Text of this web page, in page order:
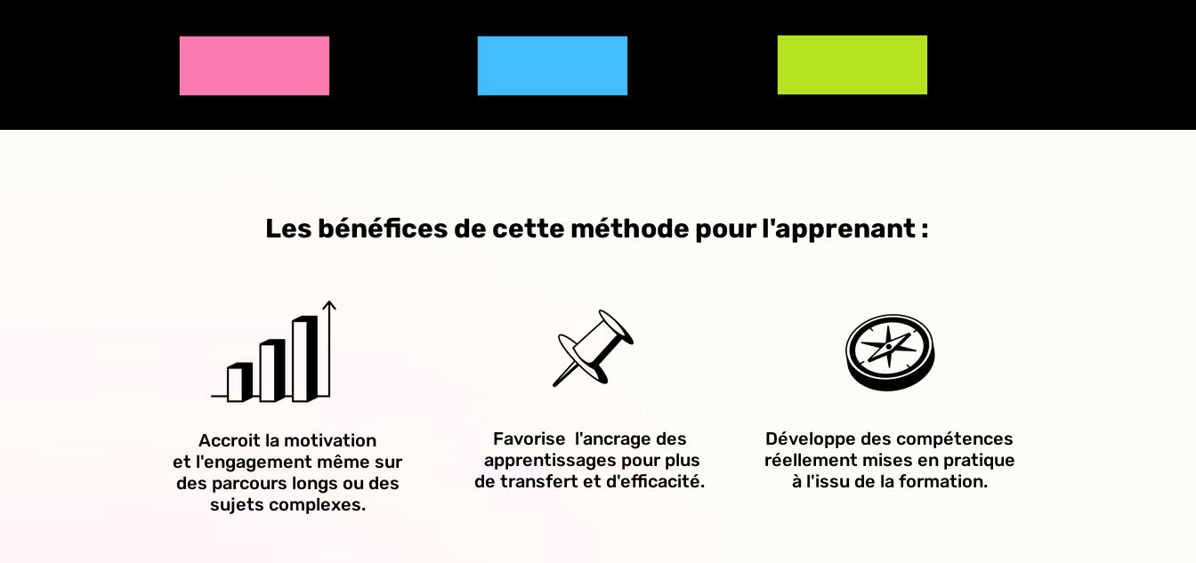
Les bénéfices de cette méthode pour l'apprenant :
Accroit la motivation
et l'engagement même sur
des parcours longs ou des
sujets complexes.
Favorise l'ancrage des
apprentissages pour plus
de transfert et d'efficacité.
Développe des compétences
réellement mises en pratique
à l'issu de la formation.